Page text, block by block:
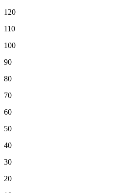
120
110
100
90
80
70
60
50
40
30
20